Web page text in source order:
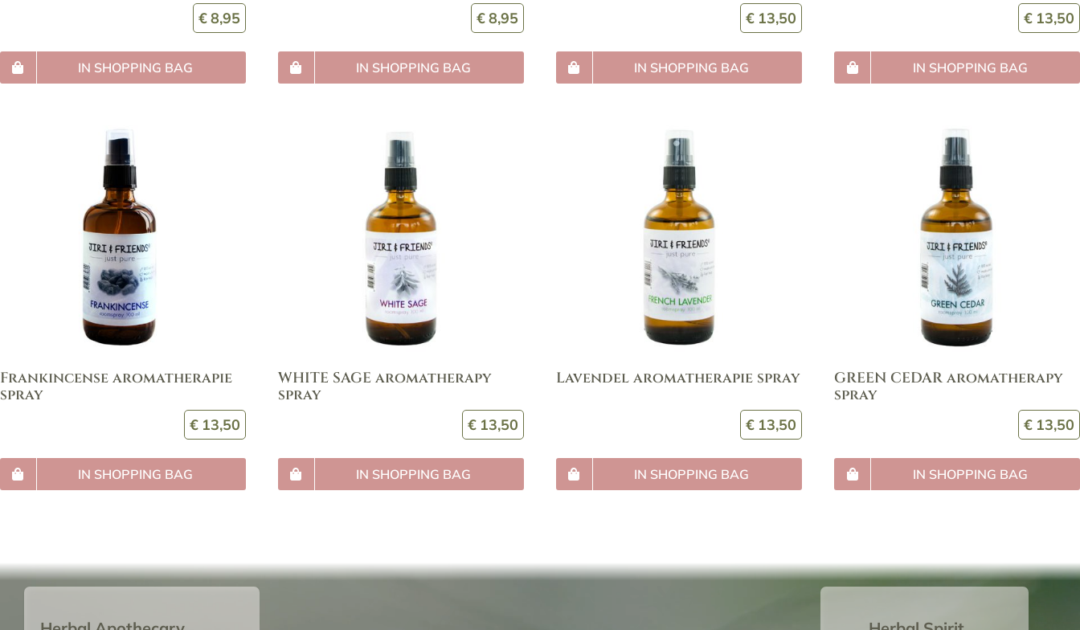
€8,95
IN SHOPPING BAG
€8,95
IN SHOPPING BAG
€ 13,50
IN SHOPPING BAG
€ 13,50
IN SHOPPING BAG
Frankincense aromatherapie
spray
€ 13,50
IN SHOPPING BAG
WHITE SAGE aromatherapy
spray
€ 13,50
IN SHOPPING BAG
Lavendel aromatherapie spray
€ 13,50
IN SHOPPING BAG
GREEN CEDAR aromatherapy
spray
€ 13,50
IN SHOPPING BAG